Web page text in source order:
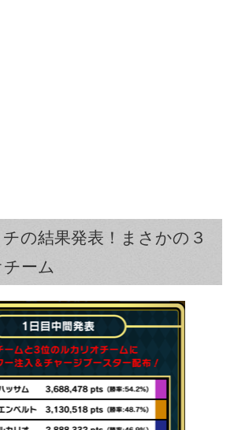
の結果発表！まさかの３
ーム